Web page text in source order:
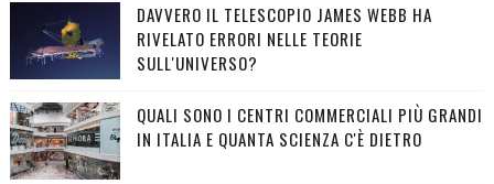
DAVVERO IL TELESCOPIO JAMES WEBB HA
RIVELATO ERRORI NELLE TEORIE
SULL'UNIVERSO?
QUALI SONO I CENTRI COMMERCIALI PIÙ GRANDI
IN ITALIA E QUANTA SCIENZA C'È DIETRO